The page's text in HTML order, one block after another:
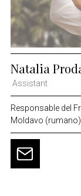
Natalia
Assistant
Responsable del
Moldavo